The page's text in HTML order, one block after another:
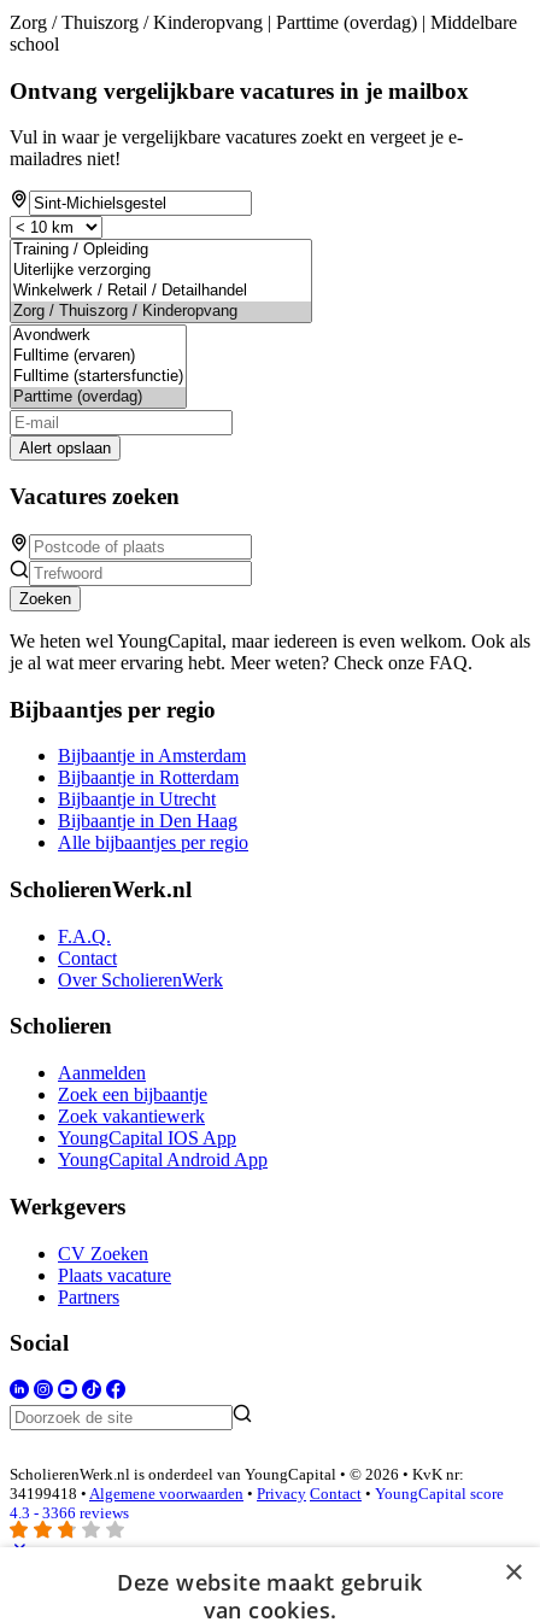
Zorg / Thuiszorg / Kinderopvang | Parttime (overdag) | Middelbare
school
Ontvang vergelijkbare vacatures in je mailbox
Vul in waar je vergelijkbare vacatures zoekt en vergeet je e-
mailadres niet!
Alert opslaan
Vacatures zoeken
Zoeken
We heten wel YoungCapital, maar iedereen is even welkom. Ook als
je al wat meer ervaring hebt. Meer weten? Check onze FAQ.
Bijbaantjes per regio
Bijbaantje in Amsterdam
Bijbaantje in Rotterdam
Bijbaantje in Utrecht
Bijbaantje in Den Haag
Alle bijbaantjes per regio
ScholierenWerk.nl
F.A.Q.
Contact
Over ScholierenWerk
Scholieren
Aanmelden
Zoek een bijbaantje
Zoek vakantiewerk
YoungCapital IOS App
YoungCapital Android App
Werkgevers
CV Zoeken
Plaats vacature
Partners
Social
ScholierenWerk.nl is onderdeel van YoungCapital • © 2026 • KvK nr:
34199418 • Algemene voorwaarden • Privacy Contact • YoungCapital score
4.3 - 3366 reviews
Inloggen als bedrijf
×
Deze website maakt gebruik
van cookies.